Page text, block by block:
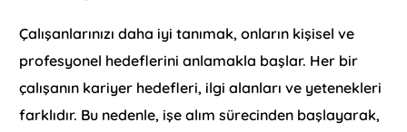
Çalışanlarınızı daha iyi tanımak, onların kişisel ve
profesyonel hedeflerini anlamakla başlar. Her bir
çalışanın kariyer hedefleri, ilgi alanları ve yetenekleri
farklıdır. Bu nedenle, işe alım sürecinden başlayarak,